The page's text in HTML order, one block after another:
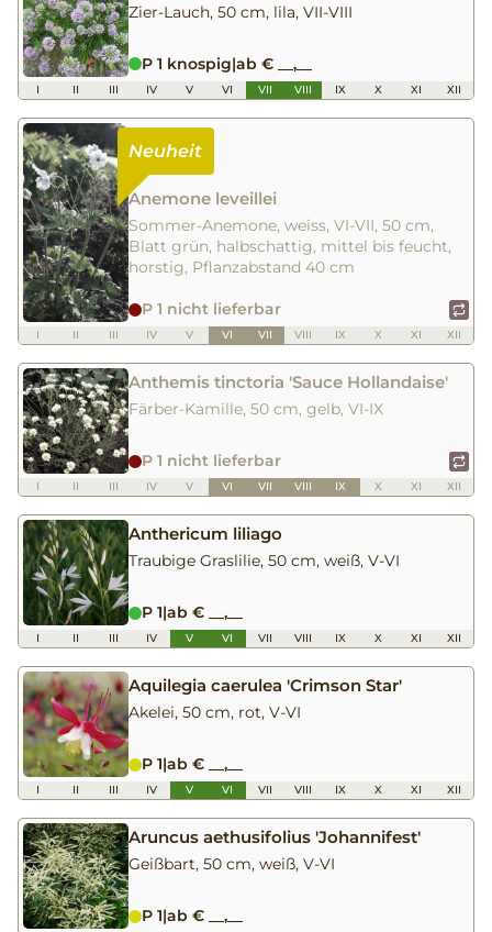
Zier-Lauch, 50 cm, lila, VII-VIII
P 1 knospig|ab € __,__
I II III IV V VI VII VIII IX X XI XII
Anemone leveillei
Sommer-Anemone, weiss, VI-VII, 50 cm,
Blatt grün, halbschattig, mittel bis feucht,
horstig, Pflanzabstand 40 cm
P 1 nicht lieferbar
I II III IV V VI VII VIII IX X XI XII
Anthemis tinctoria 'Sauce Hollandaise'
Färber-Kamille, 50 cm, gelb, VI-IX
P 1 nicht lieferbar
I II III IV V VI VII VIII IX X XI XII
Anthericum liliago
Traubige Graslilie, 50 cm, weiß, V-VI
P 1|ab € __,__
I II III IV V VI VII VIII IX X XI XII
Aquilegia caerulea 'Crimson Star'
Akelei, 50 cm, rot, V-VI
P 1|ab € __,__
I II III IV V VI VII VIII IX X XI XII
Aruncus aethusifolius 'Johannifest'
Geißbart, 50 cm, weiß, V-VI
P 1|ab € __,__